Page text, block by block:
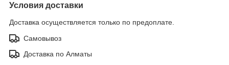
Условия доставки
Доставка осуществляется только по предоплате.
Самовывоз
Доставка по Алматы